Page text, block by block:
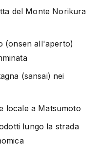
del Monte Norikura
(onsen all'aperto)
(sansai) nei
locale a Matsumoto
lungo la strada